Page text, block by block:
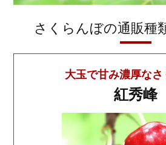
さくらんぼの通販種
大玉で甘み濃厚な
紅秀峰